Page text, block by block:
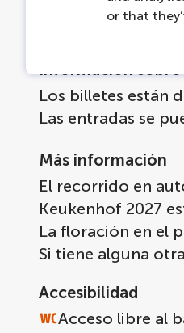
or that
En QPark, los
Información
Los billetes están
Las entradas se
Más información
El recorrido en
Keukenhof 2027
La floración en el
Si tiene alguna
Accesibilidad
Acceso libre al